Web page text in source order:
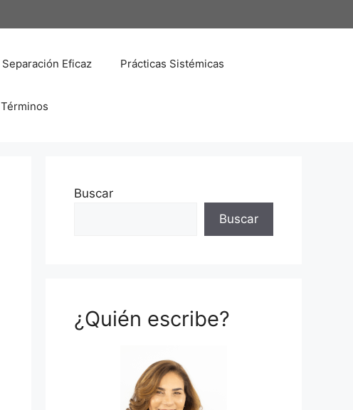
Separación Eficaz Prácticas Sistémicas
Términos
Buscar
Buscar
¿Quién escribe?